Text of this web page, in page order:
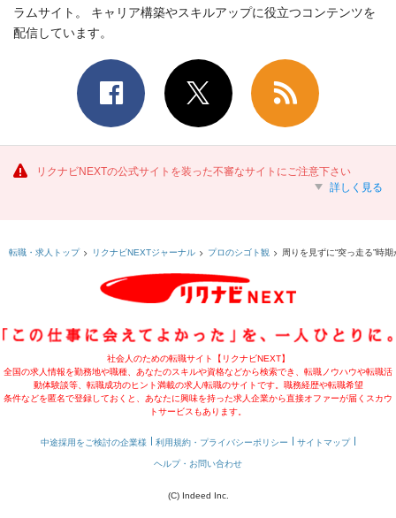
ラムサイト。 キャリア構築やスキルアップに役立つコンテンツを
配信しています。
リクナビNEXTの公式サイトを装った不審なサイトにご注意下さい
詳しく見る
転職・求人トップ リクナビNEXTジャーナル プロのシゴト観 周りを見ずに“突っ走る”時
社会人のための転職サイト【リクナビNEXT】
全国の求人情報を勤務地や職種、あなたのスキルや資格などから検索でき、転職ノウハウや転職活
動体験談等、転職成功のヒント満載の求人/転職のサイトです。職務経歴や転職希望
条件などを匿名で登録しておくと、あなたに興味を持った求人企業から直接オファーが届くスカウ
トサービスもあります。
中途採用をご検討の企業様 利用規約・プライバシーポリシー サイトマップ
ヘルプ・お問い合わせ
(C) Indeed Inc.